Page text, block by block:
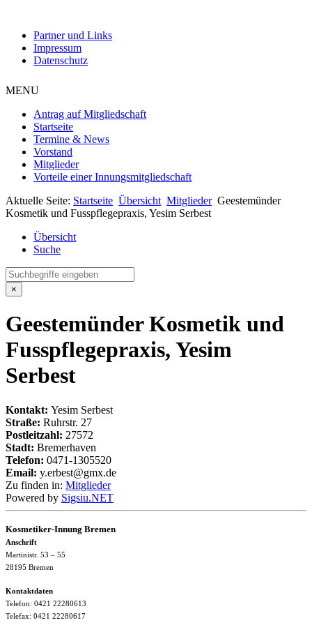
Partner und Links
Impressum
Datenschutz
MENU
Antrag auf Mitgliedschaft
Startseite
Termine & News
Vorstand
Mitglieder
Vorteile einer Innungsmitgliedschaft
Aktuelle Seite: Startseite Übersicht Mitglieder Geestemünder
Kosmetik und Fusspflegepraxis, Yesim Serbest
Übersicht
Suche
×
Geestemünder Kosmetik und
Fusspflegepraxis, Yesim
Serbest
Kontakt: Yesim Serbest
Straße: Ruhrstr. 27
Postleitzahl: 27572
Stadt: Bremerhaven
Telefon: 0471-1305520
Email: y.erbest@gmx.de
Zu finden in: Mitglieder
Powered by Sigsiu.NET
Kosmetiker-Innung Bremen
Anschrift
Martinistr. 53 – 55
28195 Bremen
Kontaktdaten
Telefon: 0421 22280613
Telefax: 0421 22280617